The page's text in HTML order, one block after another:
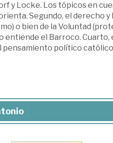
y Locke. Los tópicos en
Segundo, el derecho y
o bien de la Voluntad
el Barroco. Cuarto,
pensamiento político